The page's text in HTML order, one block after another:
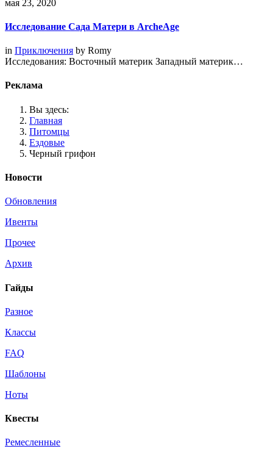
мая 23, 2020
Исследование Сада Матери в ArcheAge
in Приключения by Romy
Исследования: Восточный материк Западный материк…
Реклама
Вы здесь:
Главная
Питомцы
Ездовые
Черный грифон
Новости
Обновления
Ивенты
Прочее
Архив
Гайды
Разное
Классы
FAQ
Шаблоны
Ноты
Квесты
Ремесленные